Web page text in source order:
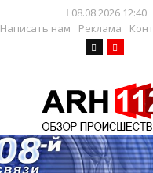
08.08.2026 12:40
Написать нам Реклама